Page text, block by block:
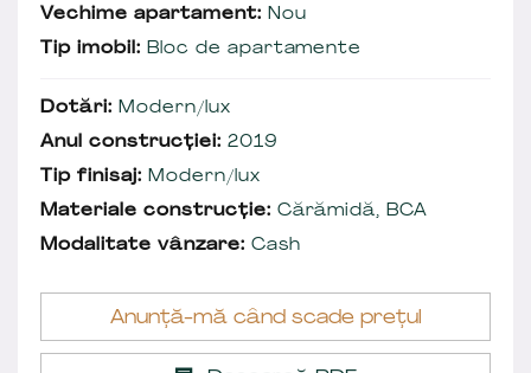
Vechime apartament: Nou
Tip imobil: Bloc de apartamente
Dotări: Modern/lux
Anul construcției: 2019
Tip finisaj: Modern/lux
Materiale construcție: Cărămidă, BCA
Modalitate vânzare: Cash
Anunță-mă când scade prețul